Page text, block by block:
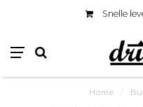
Snelle
Home